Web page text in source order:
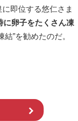
即位する悠仁さま
卵子をたくさん凍
結”を勧めたのだ。